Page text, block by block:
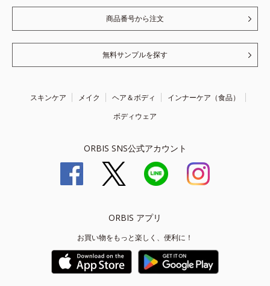
商品番号から注文
無料サンプルを探す
スキンケア メイク ヘア＆ボディ
インナーケア（食品）
ボディウェア
ORBIS SNS公式アカウント
ORBIS アプリ
お買い物をもっと楽しく、便利に！